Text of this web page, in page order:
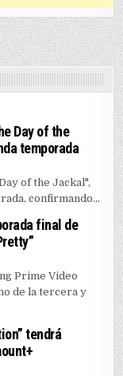
Day of the
temporada
EL “CHACAL” REGRESA: “THE
of the Jackal",
confirmando...
final de
PRIME VIDEO LANZA
Prime Video
de la tercera y
tendrá
“CRIMINAL MINDS: